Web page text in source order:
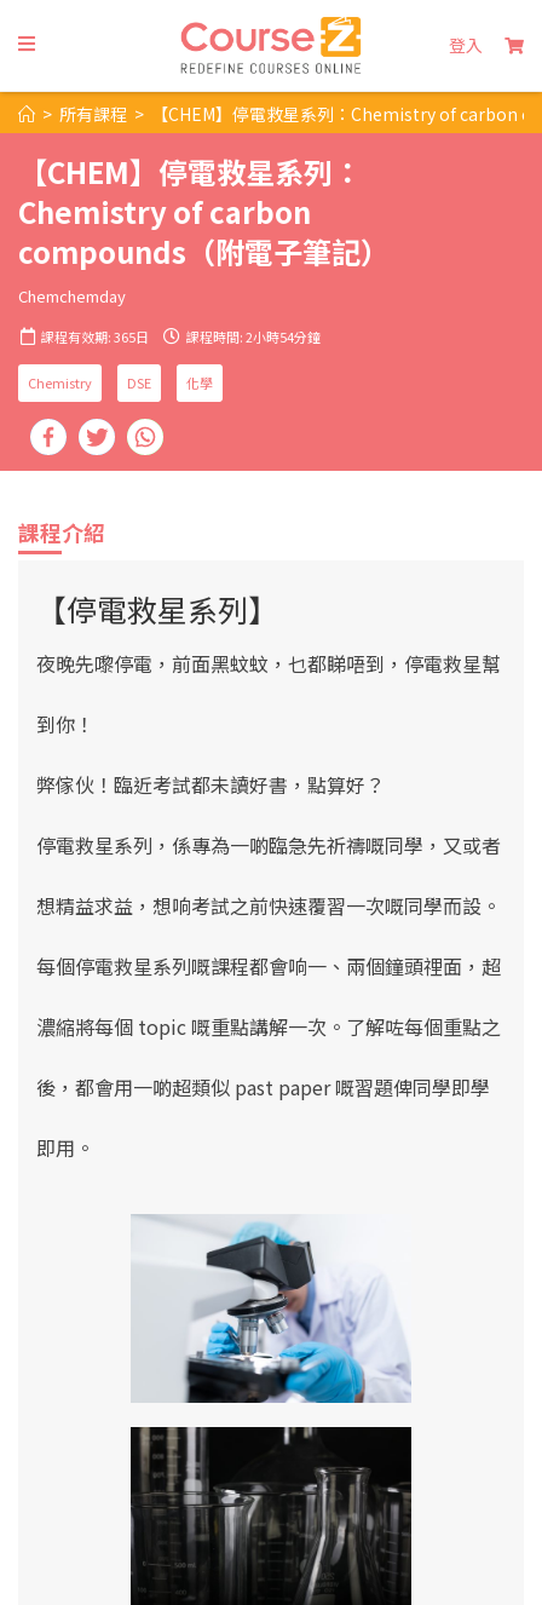
登入
> 所有課程 > 【CHEM】停電救星系列：Chemistry of carbon
【CHEM】停電救星系列：
Chemistry of carbon
compounds（附電子筆記）
Chemchemday
課程有效期: 365日 課程時間: 2小時54分鐘
Chemistry DSE 化學
課程介紹
【停電救星系列】
夜晚先嚟停電，前面黑蚊蚊，乜都睇唔到，停電救星幫
到你！
弊傢伙！臨近考試都未讀好書，點算好？
停電救星系列，係專為一啲臨急先祈禱嘅同學，又或者
想精益求益，想响考試之前快速覆習一次嘅同學而設。
每個停電救星系列嘅課程都會响一、兩個鐘頭𥚃面，超
濃縮將每個 topic 嘅重點講解一次。了解咗每個重點之
後，都會用一啲超類似 past paper 嘅習題俾同學即學
即用。